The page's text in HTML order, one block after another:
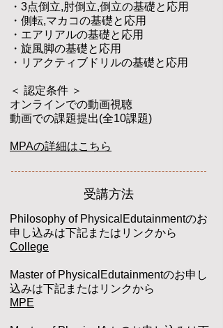
・3点倒立,肘倒立,倒立の基礎と応用
・ 側転,マカコの基礎と応用
・ エアリアルの基礎と応用
・旋風脚の基礎と応用
・リアクティブドリルの基礎と応用
＜ 認定条件 ＞
オンラインでの動画視聴
動画での課題提出(全10課題)
MPAの詳細はこちら
​受講方法
Philosophy of PhysicalEdutainmentのお
申し込みは下記またはリンクから
College
Master of PhysicalEdutainmentのお申し
込みは下記またはリンクから
MPE